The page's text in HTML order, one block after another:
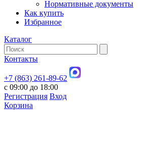
Нормативные документы
Как купить
Избранное
Каталог
Контакты
+7 (863) 261-89-62
с 09:00 до 18:00
Регистрация Вход
Корзина